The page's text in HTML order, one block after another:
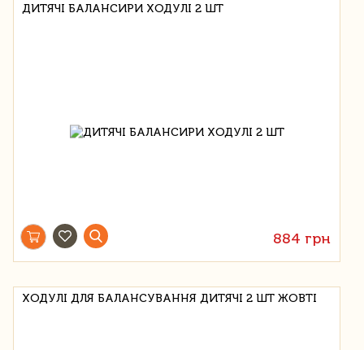
ДИТЯЧІ БАЛАНСИРИ ХОДУЛІ 2 ШТ
884 грн
ХОДУЛІ ДЛЯ БАЛАНСУВАННЯ ДИТЯЧІ 2 ШТ ЖОВТІ